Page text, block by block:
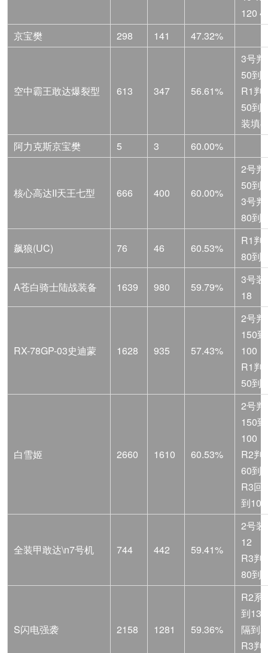
120
京宝樊
298 141 47.32%
空中霸王敢达爆裂型 613 347 56.61%
3号
50到
R1判
50到
装填
阿力克斯京宝樊
5 3 60.00%
核心高达II天王七型 666 400 60.00%
2号
50到
3号
80到
飙狼(UC) 76 46 60.53%
R1判
80到
A苍白骑士陆战装备 1639 980 59.79%
3号
18
RX-78GP-03史迪蒙 1628 935 57.43%
2号
150
100
R1判
50到
白雪姬 2660 1610 60.53%
2号
150
100
R2判
60到
R3回
到10
全装甲敢达\n7号机 744 442 59.41%
2号
12
R3判
80到
S闪电强袭 2158 1281 59.36%
R2系
到
隔到
R3判